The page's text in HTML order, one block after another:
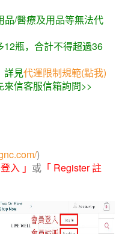
品/醫療及用品等無法代
瓶，合計不得超過36
詳見代運限制規範(點我)
信客服信箱詢問>>
)
入 」 或 「 Register 註